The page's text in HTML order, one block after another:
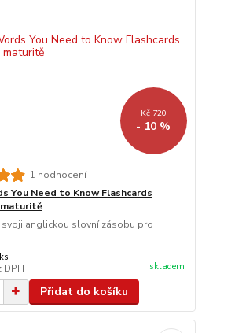
Kč 720
- 10 %
1 hodnocení
You Need to Know Flashcards
maturitě
svoji anglickou slovní zásobu pro
DPH skladem
Přidat do košíku